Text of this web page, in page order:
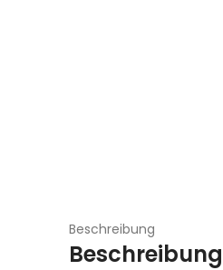
Beschreibung
Beschreibung